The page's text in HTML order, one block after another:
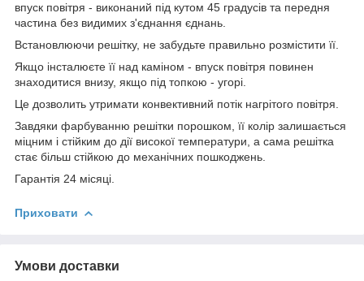
впуск повітря - виконаний під кутом 45 градусів та передня
частина без видимих з'єднання єднань.
Встановлюючи решітку, не забудьте правильно розмістити її.
Якщо інсталюєте її над каміном - впуск повітря повинен
знаходитися внизу, якщо під топкою - угорі.
Це дозволить утримати конвективний потік нагрітого повітря.
Завдяки фарбуванню решітки порошком, її колір залишається
міцним і стійким до дії високої температури, а сама решітка
стає більш стійкою до механічних пошкоджень.
Гарантія 24 місяці.
Приховати
Умови доставки